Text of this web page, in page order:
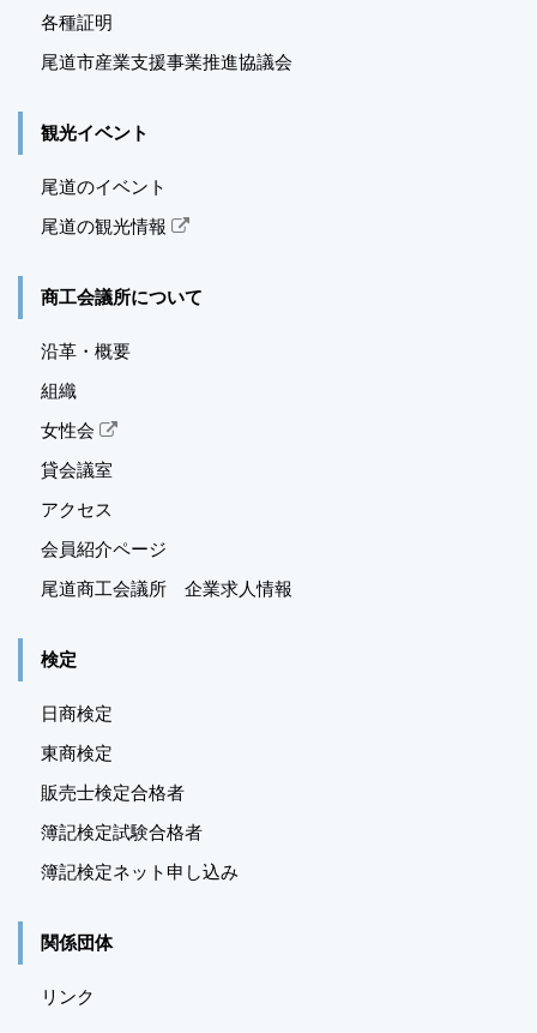
各種証明
尾道市産業支援事業推進協議会
観光イベント
尾道のイベント
尾道の観光情報
商工会議所について
沿革・概要
組織
女性会
貸会議室
アクセス
会員紹介ページ
尾道商工会議所 企業求人情報
検定
日商検定
東商検定
販売士検定合格者
簿記検定試験合格者
簿記検定ネット申し込み
関係団体
リンク